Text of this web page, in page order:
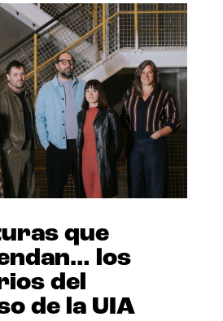
que
los
del
de la UIA